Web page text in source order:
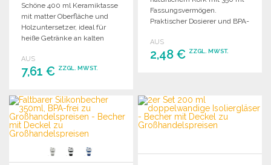
Schöne 400 ml Keramiktasse
mit matter Oberfläche und
Holzuntersetzer, ideal für
heiße Getränke an kalten
Spülmaschinenfest.
AUS
7,61 € ZZGL. MWST.
BESTELLEN
Angebot anfordern
Fassungsvermögen.
Praktischer Dosierer und BPA-
und Tische.
AUS
2,48 € ZZGL. MWST.
Angebot anfordern